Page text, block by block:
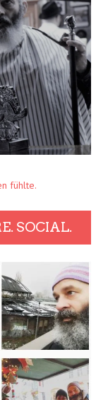
fühlte.
SOCIAL.